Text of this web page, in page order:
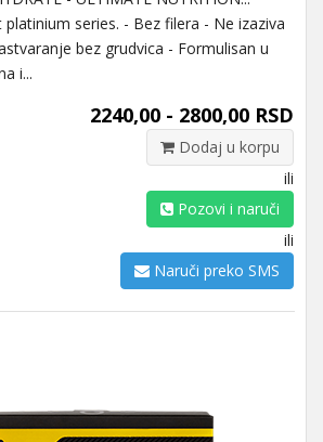
series. - Bez filera - Ne izaziva
bez grudvica - Formulisan u
i...
2240,00 - 2800,00 RSD
Dodaj u korpu
ili
Pozovi i naruči
ili
Naruči preko SMS